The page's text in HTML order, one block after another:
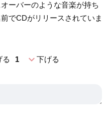
ーバーのような音楽が持ち
でCDがリリースされていま
る 1 expand_more下げる